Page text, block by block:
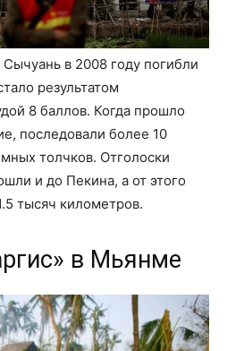
в 2008 году погибли
результатом
8 баллов. Когда прошло
последовали более 10
толчков. Отголоски
и до Пекина, а от этого
тысяч километров.
в Мьянме